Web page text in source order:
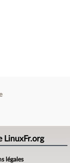
LinuxFr.org
légales